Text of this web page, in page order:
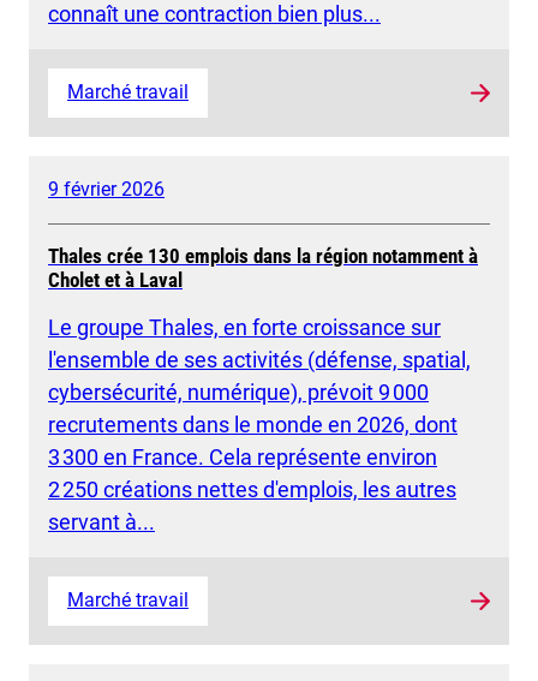
connaît une contraction bien plus...
Marché travail
9 février 2026
Thales crée 130 emplois dans la région notamment à
Cholet et à Laval
Le groupe Thales, en forte croissance sur
l'ensemble de ses activités (défense, spatial,
cybersécurité, numérique), prévoit 9 000
recrutements dans le monde en 2026, dont
3 300 en France. Cela représente environ
2 250 créations nettes d'emplois, les autres
servant à...
Marché travail